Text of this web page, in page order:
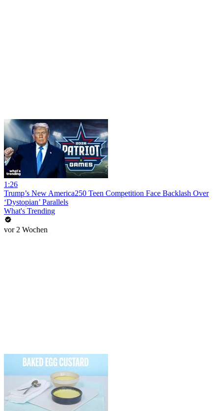
1:26
Trump’s New America250 Teen Competition Face Backlash Over
‘Dystopian’ Parallels
What's Trending
vor 2 Wochen